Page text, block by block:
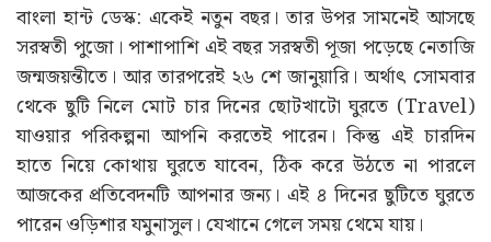
বাংলা হান্ট ডেস্ক: একেই নতুন বছর। তার উপর সামনেই আসছে
সরস্বতী পুজো। পাশাপাশি এই বছর সরস্বতী পূজা পড়েছে নেতাজি
জন্মজয়ন্তীতে। আর তারপরেই ২৬ শে জানুয়ারি। অর্থাৎ সোমবার
থেকে ছুটি নিলে মোট চার দিনের ছোটখাটো ঘুরতে (Travel)
যাওয়ার পরিকল্পনা আপনি করতেই পারেন। কিন্তু এই চারদিন
হাতে নিয়ে কোথায় ঘুরতে যাবেন, ঠিক করে উঠতে না পারলে
আজকের প্রতিবেদনটি আপনার জন্য। এই ৪ দিনের ছুটিতে ঘুরতে
পারেন ওড়িশার যমুনাসুল। যেখানে গেলে সময় থেমে যায়‌।